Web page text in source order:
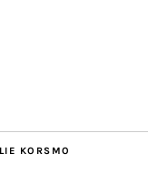
KORSMO